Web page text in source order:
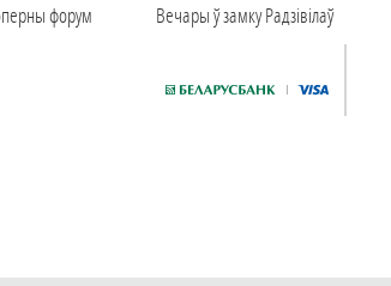
форум Вечары ў замку Радзiвiлаў